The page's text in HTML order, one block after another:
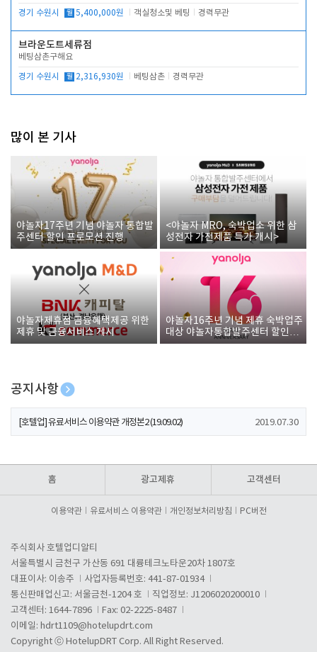
경기 수원시 월 5,400,000원 객실청소및 베팅 경력무관
브라운도트세류점
베팅삼촌구해요
경기 수원시 월 2,316,930원 베팅삼촌 경력무관
많이 본 기사
야놀자17주년 기념 야놀자 통합발
주센터 할인 프로모션 진행
<야놀자 MRO, 숙박업소 위한 삼
성전자 가전제품 특가 개시>
야놀자제휴점 금융혜택제공 위한
제휴 및 금융서비스 게시
야놀자16주년 기념 제휴 숙박업주
대상 야놀자통합발주센터 할인쿠
폰 증정
공지사항
[호텔업] 개인정보 처리방침 개정본1 (19.09.02)
[호텔업] 유료서비스 이용약관 개정본2 (19.09.02) 2019.07.30
홈 광고제휴 고객센터
이용약관 유료서비스 이용약관 개인정보처리방침 PC버전
주식회사 호텔업디알티
서울특별시 금천구 가산동 691 대륭테크노타운20차 1807호
대표이사: 이송주
사업자등록번호: 441-87-01934
통신판매업신고: 서울금천-1204 호
직업정보: J1206020200010
고객센터: 1644-7896
Fax: 02-2225-8487
이메일: hdrt1109@hotelupdrt.com
Copyright ⓒ HotelupDRT Corp. All Right Reserved.